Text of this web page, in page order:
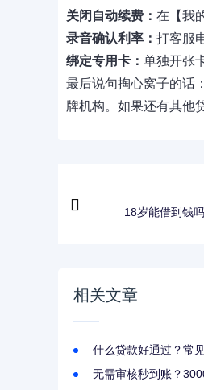
关闭自动续费： 在【我
录音确认利率： 打客服
绑定专用卡： 单独开张
最后说句掏心窝子的话
牌机构。如果还有其他
18岁能借到钱
相关文章
什么贷款好通过？常
无需审核秒到账？